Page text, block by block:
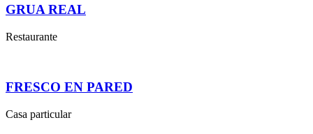
GRUA REAL
Restaurante
FRESCO EN PARED
Casa particular